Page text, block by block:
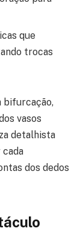
que
trocas
bifurcação,
vasos
detalhista
dos dedos